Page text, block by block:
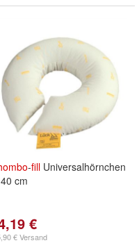
-fill Universalhörnchen
cm
€
€ Versand